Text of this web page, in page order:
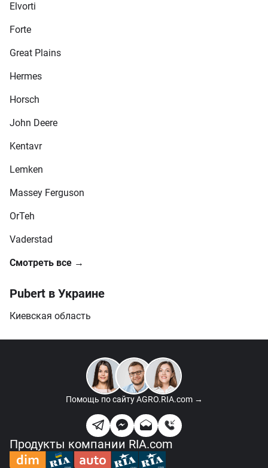
Elvorti
Forte
Great Plains
Hermes
Horsch
John Deere
Kentavr
Lemken
Massey Ferguson
OrTeh
Vaderstad
Смотреть все →
Pubert в Украине
Киевская область
Помощь по сайтуAGRO.RIA.com →
Продукты компании RIA.com